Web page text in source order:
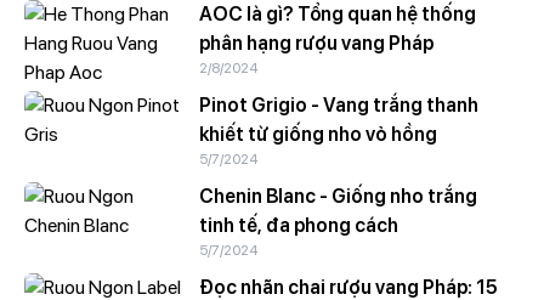
AOC là gì? Tổng quan hệ thống
phân hạng rượu vang Pháp
2/8/2024
Pinot Grigio - Vang trắng thanh
khiết từ giống nho vỏ hồng
5/7/2024
Chenin Blanc - Giống nho trắng
tinh tế, đa phong cách
5/7/2024
Đọc nhãn chai rượu vang Pháp: 15